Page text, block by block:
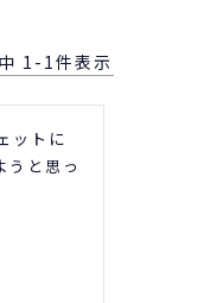
1 - 1件表示
ットに
うと思っ